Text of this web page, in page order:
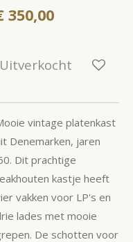
350,00
Uitverkocht
vintage platenkast
Denemarken, jaren
Dit prachtige
kastje heeft
vakken voor LP's en
lades met mooie
De schotten voor